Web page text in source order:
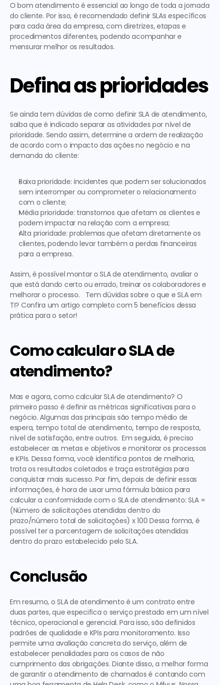
O bom atendimento é essencial ao longo de toda a jornada
do cliente. Por isso, é recomendado definir SLAs específicos
para cada área da empresa, com diretrizes, etapas e
procedimentos diferentes, podendo acompanhar e
mensurar melhor os resultados.
Defina as prioridades
Se ainda tem dúvidas de como definir SLA de atendimento,
saiba que é indicado separar as atividades por nível de
prioridade. Sendo assim, determine a ordem de realização
de acordo com o impacto das ações no negócio e na
demanda do cliente:
Baixa prioridade: incidentes que podem ser solucionados
sem interromper ou comprometer o relacionamento
com o cliente;
Média prioridade: transtornos que afetam os clientes e
podem impactar na relação com a empresa;
Alta prioridade: problemas que afetam diretamente os
clientes, podendo levar também a perdas financeiras
para a empresa.
Assim, é possível montar o SLA de atendimento, avaliar o
que está dando certo ou errado, treinar os colaboradores e
melhorar o processo.   Tem dúvidas sobre o que e SLA em
TI? Confira um artigo completo com 5 benefícios dessa
prática para o setor!
Como calcular o SLA de
atendimento?
Mas e agora, como calcular SLA de atendimento? O
primeiro passo é definir as métricas significativas para o
negócio. Algumas das principais são tempo médio de
espera, tempo total de atendimento, tempo de resposta,
nível de satisfação, entre outros.  Em seguida, é preciso
estabelecer as metas e objetivos e monitorar os processos
e KPIs. Dessa forma, você identifica pontos de melhoria,
trata os resultados coletados e traça estratégias para
conquistar mais sucesso. Por fim, depois de definir essas
informações, é hora de usar uma fórmula básica para
calcular a conformidade com o SLA de atendimento: SLA =
(Número de solicitações atendidas dentro do
prazo/número total de solicitações) x 100 Dessa forma, é
possível ter a porcentagem de solicitações atendidas
dentro do prazo estabelecido pelo SLA.
Conclusão
Em resumo, o SLA de atendimento é um contrato entre
duas partes, que especifica o serviço prestado em um nível
técnico, operacional e gerencial. Para isso, são definidos
padrões de qualidade e KPIs para monitoramento. Isso
permite uma avaliação concreta do serviço, além de
estabelecer penalidades para os casos de não
cumprimento das obrigações. Diante disso, a melhor forma
de garantir o atendimento de chamados é contando com